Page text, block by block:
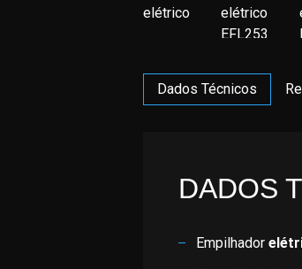
Dados Técnicos
DADOS
Empilhador